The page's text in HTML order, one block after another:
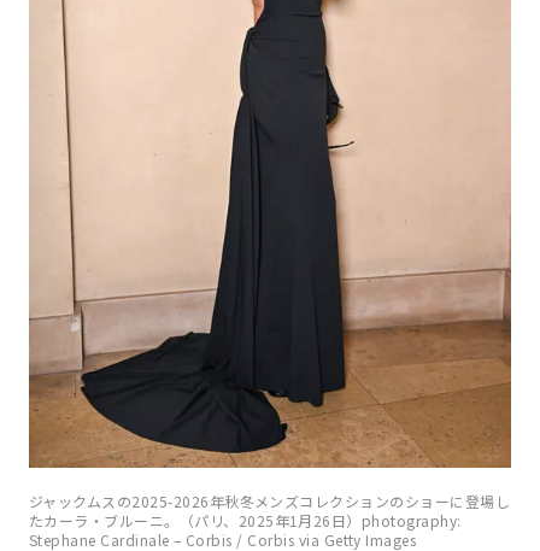
ジャックムスの2025-2026年秋冬メンズコレクションのショーに登場し
たカーラ・ブルーニ。（パリ、2025年1月26日）photography:
Stephane Cardinale – Corbis / Corbis via Getty Images